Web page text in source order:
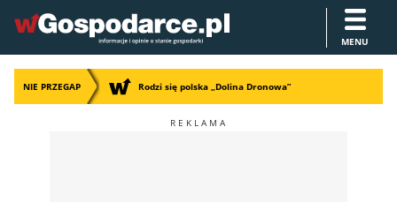
MENU
NIE PRZEGAP Rodzi się polska „Dolina Dronowa”